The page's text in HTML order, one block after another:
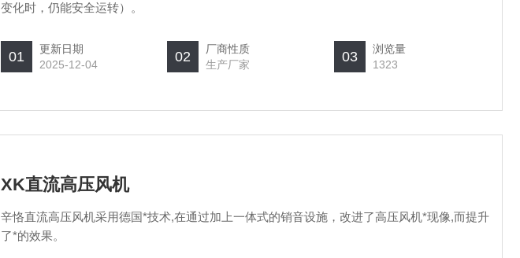
变化时，仍能安全运转）。
01
更新日期
2025-12-04
02
厂商性质
生产厂家
03
浏览量
1323
XK直流高压风机
辛恪直流高压风机采用德国*技术,在通过加上一体式的销音设施，改进了高压风机*现像,而提升
了*的效果。